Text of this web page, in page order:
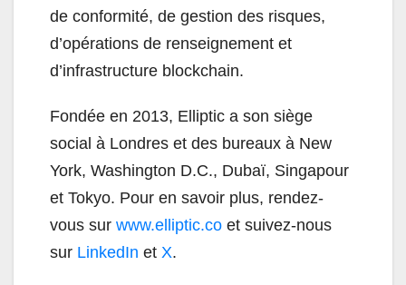
de conformité, de gestion des risques,
d’opérations de renseignement et
d’infrastructure blockchain.
Fondée en 2013, Elliptic a son siège
social à Londres et des bureaux à New
York, Washington D.C., Dubaï, Singapour
et Tokyo. Pour en savoir plus, rendez-
vous sur www.elliptic.co et suivez-nous
sur LinkedIn et X.